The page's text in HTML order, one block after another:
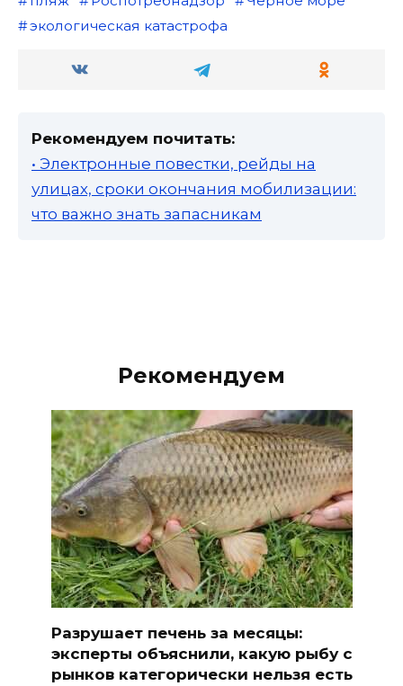
экологическая катастрофа
Рекомендуем почитать:
• Электронные повестки, рейды на
улицах, сроки окончания мобилизации:
что важно знать запасникам
Рекомендуем
Разрушает печень за месяцы:
эксперты объяснили, какую рыбу с
рынков категорически нельзя есть